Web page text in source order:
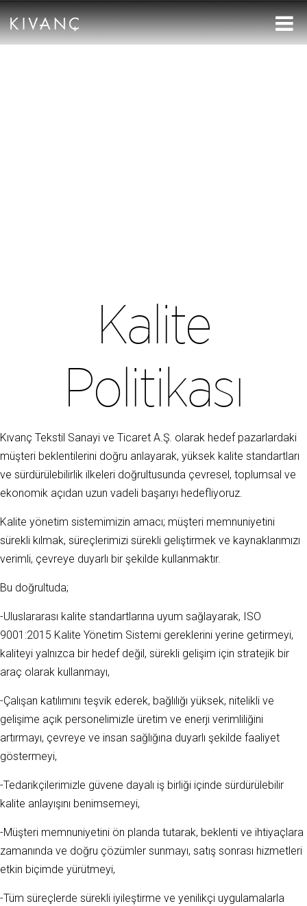
Kalite
Politikası
Kıvanç Tekstil Sanayi ve Ticaret A.Ş. olarak hedef pazarlardaki
müşteri beklentilerini doğru anlayarak, yüksek kalite standartları
ve sürdürülebilirlik ilkeleri doğrultusunda çevresel, toplumsal ve
ekonomik açıdan uzun vadeli başarıyı hedefliyoruz.
Kalite yönetim sistemimizin amacı; müşteri memnuniyetini
sürekli kılmak, süreçlerimizi sürekli geliştirmek ve kaynaklarımızı
verimli, çevreye duyarlı bir şekilde kullanmaktır.
Bu doğrultuda;
-Uluslararası kalite standartlarına uyum sağlayarak, ISO
9001:2015 Kalite Yönetim Sistemi gereklerini yerine getirmeyi,
kaliteyi yalnızca bir hedef değil, sürekli gelişim için stratejik bir
araç olarak kullanmayı,
-Çalışan katılımını teşvik ederek, bağlılığı yüksek, nitelikli ve
gelişime açık personelimizle üretim ve enerji verimliliğini
artırmayı, çevreye ve insan sağlığına duyarlı şekilde faaliyet
göstermeyi,
-Tedarikçilerimizle güvene dayalı iş birliği içinde sürdürülebilir
kalite anlayışını benimsemeyi,
-Müşteri memnuniyetini ön planda tutarak, beklenti ve ihtiyaçlara
zamanında ve doğru çözümler sunmayı, satış sonrası hizmetleri
etkin biçimde yürütmeyi,
-Tüm süreçlerde sürekli iyileştirme ve yenilikçi uygulamalarla